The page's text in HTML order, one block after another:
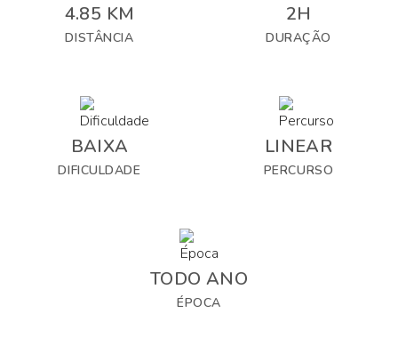
4.85 KM
DISTÂNCIA
2H
DURAÇÃO
BAIXA
DIFICULDADE
LINEAR
PERCURSO
TODO ANO
ÉPOCA